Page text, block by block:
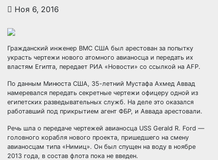
Ноя 6, 2016
Гражданский инженер ВМС США был арестован за попытку
украсть чертежи нового атомного авианосца и передать их
властям Египта, передает РИА «Новости» со ссылкой на AFP.
По данным Минюста США, 35-летний Мустафа Ахмед Аввад
намеревался передать секретные чертежи офицеру одной из
египетских разведывательных служб. На деле это оказался
работавший под прикрытием агент ФБР, и Аввада арестовали.
Речь шла о передаче чертежей авианосца USS Gerald R. Ford —
головного корабля нового проекта, пришедшего на смену
авианосцам типа «Нимиц». Он был спущен на воду в ноябре
2013 года, в состав флота пока не введен.